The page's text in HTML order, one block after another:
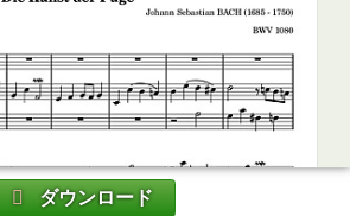
ダウンロード